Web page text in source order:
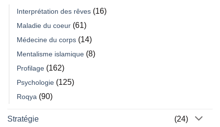
Interprétation des rêves (16)
Maladie du coeur (61)
Médecine du corps (14)
Mentalisme islamique (8)
Profilage (162)
Psychologie (125)
Roqya (90)
Stratégie (24)